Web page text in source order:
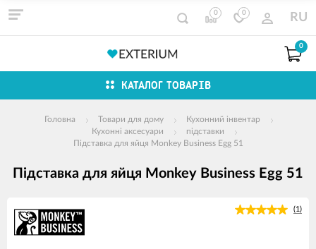
0 0 RU
0
КАТАЛОГ ТОВАРІВ
Головна Товари для дому
Кухонний інвентар
Кухонні аксесуари
підставки
Підставка для яйця Monkey Business Egg 51
Підставка для яйця Monkey Business Egg 51
зображення
продуктів
(1)